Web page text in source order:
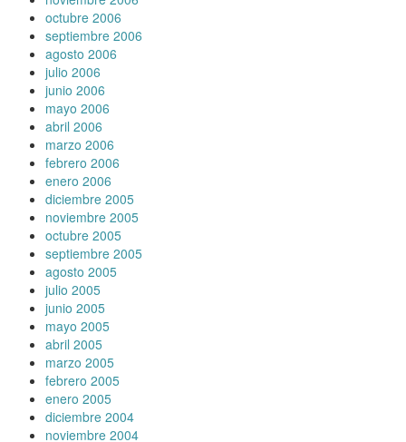
octubre 2006
septiembre 2006
agosto 2006
julio 2006
junio 2006
mayo 2006
abril 2006
marzo 2006
febrero 2006
enero 2006
diciembre 2005
noviembre 2005
octubre 2005
septiembre 2005
agosto 2005
julio 2005
junio 2005
mayo 2005
abril 2005
marzo 2005
febrero 2005
enero 2005
diciembre 2004
noviembre 2004